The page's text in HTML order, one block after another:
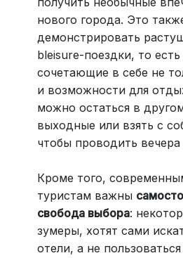
нового города. Это
демонстрировать
bleisure-поездки, то
сочетающие в себе не
и возможности для
можно остаться в
выходные или взять с
чтобы проводить вечера
Кроме того,
туристам важны
свобода выбора:
зумеры, хотят сами
отели, а не